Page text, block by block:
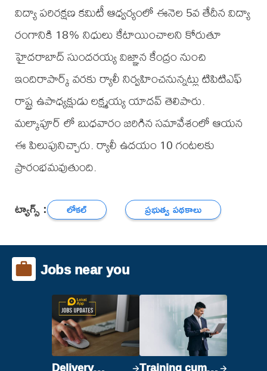
విద్యా పరిరక్షణ కమిటీ ఆధ్వర్యంలో ఈనెల 5వ తేదీన విద్యా
రంగానికి 18% నిధులు కేటాయించాలని కోరుతూ
హైదరాబాద్ సుందరయ్య విజ్ఞాన కేంద్రం నుంచి
ఇందిరాపార్క్ వరకు ర్యాలీ నిర్వహించనున్నట్లు టిపిటిఎఫ్
రాష్ట్ర ఉపాధ్యక్షుడు లక్ష్మయ్య యాదవ్ తెలిపారు.
మల్కాపూర్ లో బుధవారం జరిగిన సమావేశంలో ఆయన
ఈ పిలుపునిచ్చారు. ర్యాలీ ఉదయం 10 గంటలకు
ప్రారంభమవుతుంది.
ట్యాగ్స్ : లోకల్ ప్రభుత్వ పథకాలు
Jobs near you